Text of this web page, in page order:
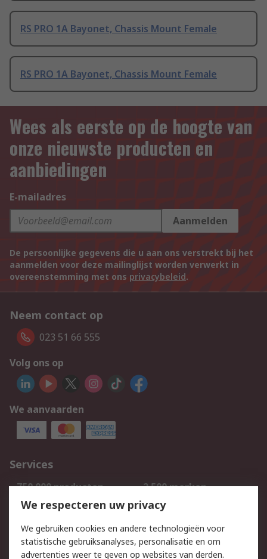
RS PRO 1A Bayonet, Chassis Mount Female
RS PRO 1A Bayonet, Chassis Mount Female
Wees als eerste op de hoogte van
onze nieuwste producten en
aanbiedingen
E-mailadres
Aanmelden
De persoonlijke gegevens die u aan ons verstrekt bij het
aanmelden voor deze mailinglijst worden verwerkt in
overeenstemming met ons privacybeleid.
Neem contact op
023 51 66 555
Volg ons op
We aanvaarden
Services
750.000 producten
2.500 merken
Bestellen
Inkoopoplossingen
Track & Trace
We respecteren uw privacy
We gebruiken cookies en andere technologieën voor
statistische gebruiksanalyses, personalisatie en om
advertenties weer te geven op websites van derden.